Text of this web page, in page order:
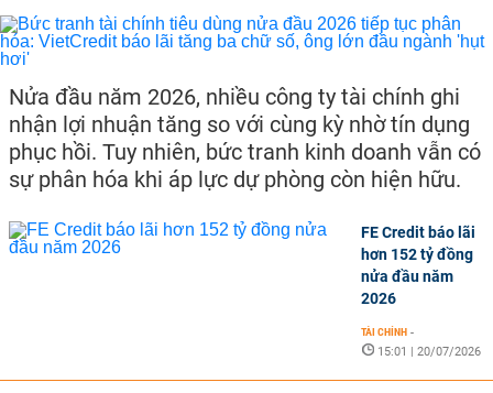
Nửa đầu năm 2026, nhiều công ty tài chính ghi
nhận lợi nhuận tăng so với cùng kỳ nhờ tín dụng
phục hồi. Tuy nhiên, bức tranh kinh doanh vẫn có
sự phân hóa khi áp lực dự phòng còn hiện hữu.
FE Credit báo lãi
hơn 152 tỷ đồng
nửa đầu năm
2026
TÀI CHÍNH -
15:01 | 20/07/2026